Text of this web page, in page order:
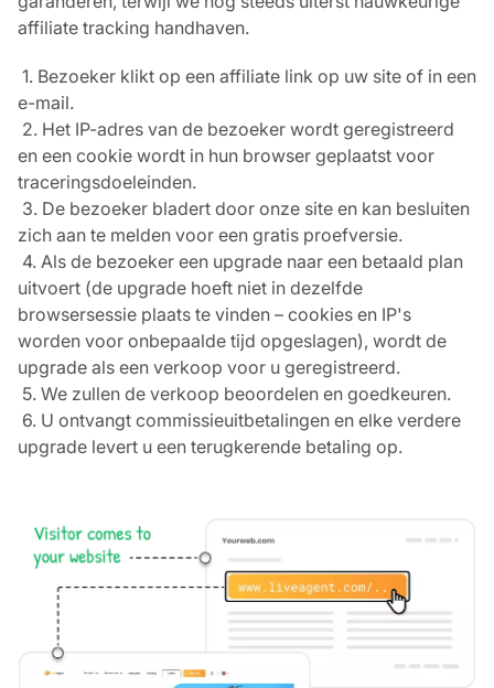
affiliate tracking handhaven.
e-mail.
en een cookie wordt in hun browser geplaatst voor
traceringsdoeleinden.
zich aan te melden voor een gratis proefversie.
uitvoert (de upgrade hoeft niet in dezelfde
browsersessie plaats te vinden – cookies en IP's
worden voor onbepaalde tijd opgeslagen), wordt de
upgrade als een verkoop voor u geregistreerd.